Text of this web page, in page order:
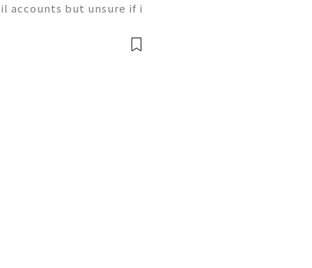
accounts but unsure if i
us – Contact US ✅⇒2